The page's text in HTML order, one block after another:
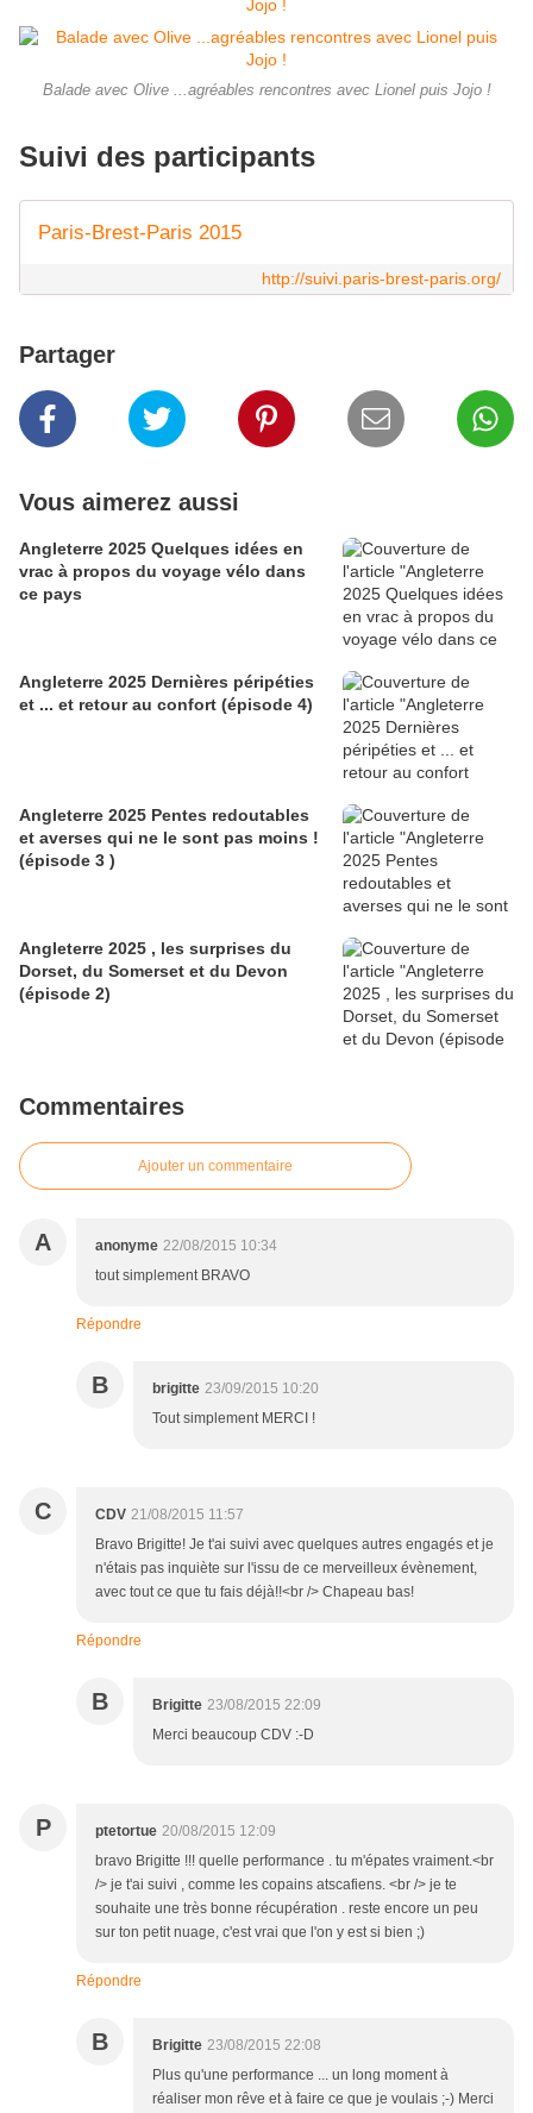
Balade avec Olive ...agréables rencontres avec Lionel puis Jojo !
Suivi des participants
Paris-Brest-Paris 2015
http://suivi.paris-brest-paris.org/
Partager
Vous aimerez aussi
Angleterre 2025 Quelques idées en
vrac à propos du voyage vélo dans
ce pays
Angleterre 2025 Dernières péripéties
et ... et retour au confort (épisode 4)
Angleterre 2025 Pentes redoutables
et averses qui ne le sont pas moins !
(épisode 3 )
Angleterre 2025 , les surprises du
Dorset, du Somerset et du Devon
(épisode 2)
Commentaires
Ajouter un commentaire
A anonyme 22/08/2015 10:34
tout simplement BRAVO
Répondre
B brigitte 23/09/2015 10:20
Tout simplement MERCI !
C CDV 21/08/2015 11:57
Bravo Brigitte! Je t'ai suivi avec quelques autres engagés et je
n'étais pas inquiète sur l'issu de ce merveilleux évènement,
avec tout ce que tu fais déjà!!<br /> Chapeau bas!
Répondre
B Brigitte 23/08/2015 22:09
Merci beaucoup CDV :-D
P ptetortue 20/08/2015 12:09
bravo Brigitte !!! quelle performance . tu m'épates vraiment.<br
/> je t'ai suivi , comme les copains atscafiens. <br /> je te
souhaite une très bonne récupération . reste encore un peu
sur ton petit nuage, c'est vrai que l'on y est si bien ;)
Répondre
B Brigitte 23/08/2015 22:08
Plus qu'une performance ... un long moment à
réaliser mon rêve et à faire ce que je voulais ;-) Merci